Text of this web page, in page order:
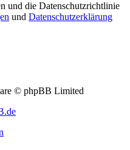
und die Datenschutzrichtlinie
und Datenschutzerklärung
© phpBB Limited